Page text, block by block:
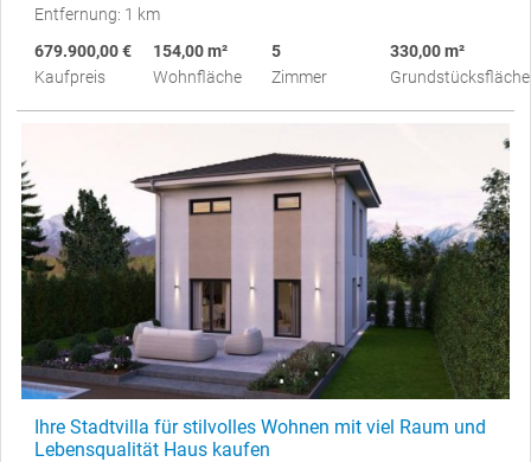
Entfernung: 1 km
679.900,00 €
Kaufpreis
154,00 m²
Wohnfläche
5
Zimmer
330,00 m²
Grundstücksfläche
Ihre Stadtvilla für stilvolles Wohnen mit viel Raum und
Lebensqualität Haus kaufen